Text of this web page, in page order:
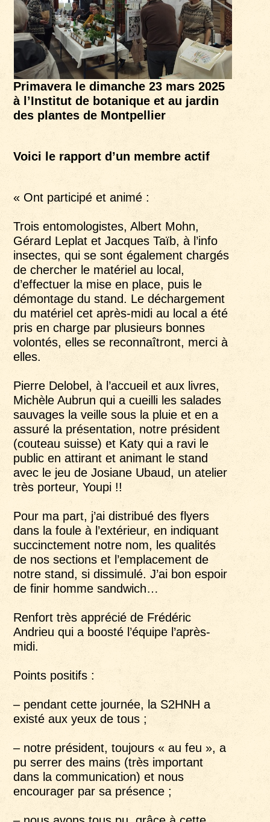
Primavera le dimanche 23 mars 2025
à l’Institut de botanique et au jardin
des plantes de Montpellier
Voici le rapport d’un membre actif
« Ont participé et animé :
Trois entomologistes, Albert Mohn,
Gérard Leplat et Jacques Taïb, à l’info
insectes, qui se sont également chargés
de chercher le matériel au local,
d’effectuer la mise en place, puis le
démontage du stand. Le déchargement
du matériel cet après-midi au local a été
pris en charge par plusieurs bonnes
volontés, elles se reconnaîtront, merci à
elles.
Pierre Delobel, à l’accueil et aux livres,
Michèle Aubrun qui a cueilli les salades
sauvages la veille sous la pluie et en a
assuré la présentation, notre président
(couteau suisse) et Katy qui a ravi le
public en attirant et animant le stand
avec le jeu de Josiane Ubaud, un atelier
très porteur, Youpi !!
Pour ma part, j’ai distribué des flyers
dans la foule à l’extérieur, en indiquant
succinctement notre nom, les qualités
de nos sections et l’emplacement de
notre stand, si dissimulé. J’ai bon espoir
de finir homme sandwich…
Renfort très apprécié de Frédéric
Andrieu qui a boosté l’équipe l’après-
midi.
Points positifs :
– pendant cette journée, la S2HNH a
existé aux yeux de tous ;
– notre président, toujours « au feu », a
pu serrer des mains (très important
dans la communication) et nous
encourager par sa présence ;